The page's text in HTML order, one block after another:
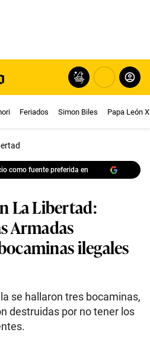
Feriados Simon Biles Papa León
como fuente preferida en
La Libertad:
Armadas
ilegales
se hallaron tres bocaminas,
destruidas por no tener los